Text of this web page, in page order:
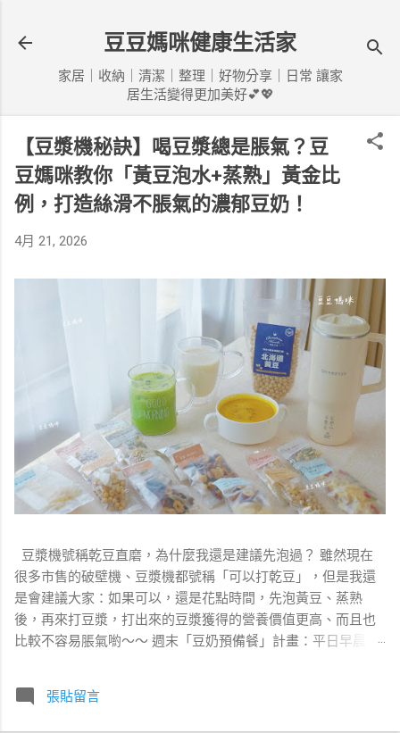
豆豆媽咪健康生活家
家居｜收納｜清潔｜整理｜好物分享｜日常 讓家
居生活變得更加美好💕💖
【豆漿機秘訣】喝豆漿總是脹氣？豆
豆媽咪教你「黃豆泡水+蒸熟」黃金比
例，打造絲滑不脹氣的濃郁豆奶！
4月 21, 2026
豆漿機號稱乾豆直磨，為什麼我還是建議先泡過？ 雖然現在
很多市售的破壁機、豆漿機都號稱「可以打乾豆」，但是我還
是會建議大家：如果可以，還是花點時間，先泡黃豆、蒸熟
後，再來打豆漿，打出來的豆漿獲得的營養價值更高、而且也
比較不容易脹氣喲～～ 週末「豆奶預備餐」計畫：平日早晨 2
洗淨、浸泡。隔天將泡好的豆子倒掉水、再次洗淨，放進電鍋
蒸熟。等放涼後，依照一次的飲用量分裝成小份放入冷凍。 這
張貼留言